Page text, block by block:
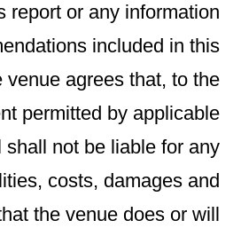
report or any information
included in this
venue agrees that, to the
permitted by applicable
shall not be liable for any
costs, damages and
the venue does or will